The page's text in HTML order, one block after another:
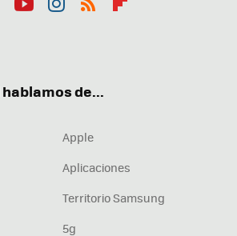
de...
Apple
Aplicaciones
Territorio Samsung
5g